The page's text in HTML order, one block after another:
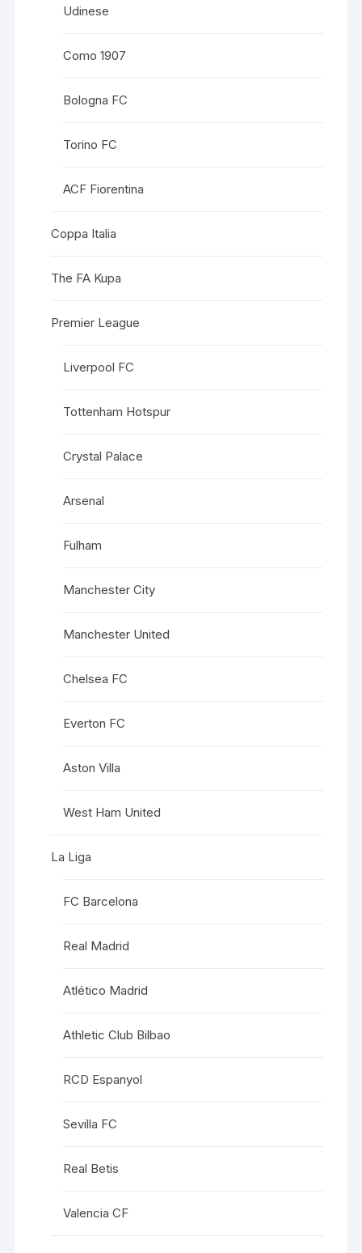
Udinese
Como 1907
Bologna FC
Torino FC
ACF Fiorentina
Coppa Italia
The FA Kupa
Premier League
Liverpool FC
Tottenham Hotspur
Crystal Palace
Arsenal
Fulham
Manchester City
Manchester United
Chelsea FC
Everton FC
Aston Villa
West Ham United
La Liga
FC Barcelona
Real Madrid
Atlético Madrid
Athletic Club Bilbao
RCD Espanyol
Sevilla FC
Real Betis
Valencia CF